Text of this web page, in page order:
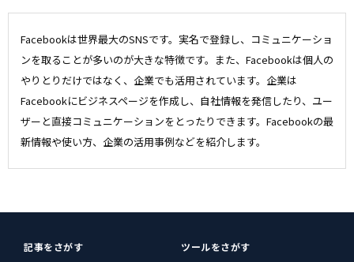
Facebookは世界最大のSNSです。実名で登録し、コミュニケーショ
ンを取ることが多いのが大きな特徴です。また、Facebookは個人の
やりとりだけではなく、企業でも活用されています。企業は
Facebookにビジネスページを作成し、自社情報を発信したり、ユー
ザーと直接コミュニケーションをとったりできます。Facebookの最
新情報や使い方、企業の活用事例などを紹介します。
記事をさがす
ツールをさがす